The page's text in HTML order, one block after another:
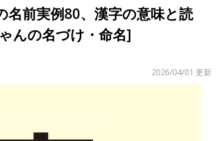
名前実例80、漢字の意味と読
んの名づけ・命名]
2026/04/01 更新